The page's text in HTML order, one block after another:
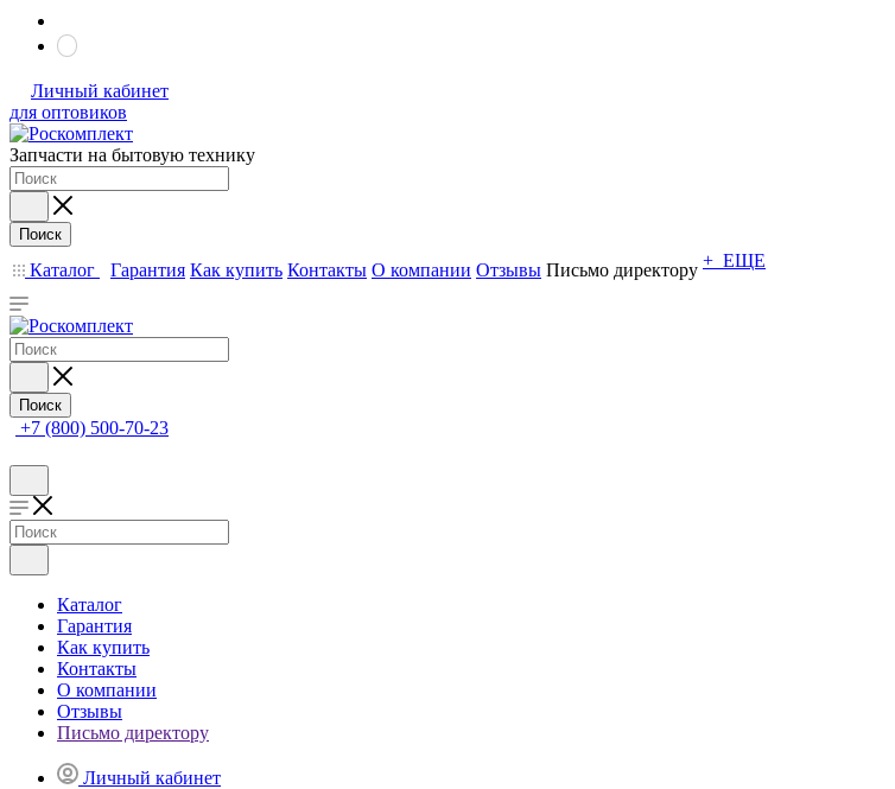
Личный кабинет
для оптовиков
Запчасти на бытовую технику
Поиск
Каталог Гарантия Как купить Контакты О компании Отзывы Письмо директору + ЕЩЕ
Поиск
+7 (800) 500-70-23
Каталог
Гарантия
Как купить
Контакты
О компании
Отзывы
Письмо директору
Личный кабинет